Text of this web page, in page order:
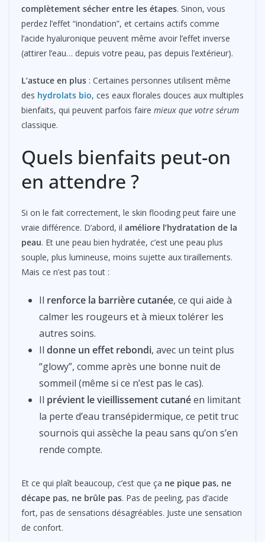
complètement sécher entre les étapes. Sinon, vous
perdez l’effet “inondation”, et certains actifs comme
l’acide hyaluronique peuvent même avoir l’effet inverse
(attirer l’eau… depuis votre peau, pas depuis l’extérieur).
L’astuce en plus : Certaines personnes utilisent même
des hydrolats bio, ces eaux florales douces aux multiples
bienfaits, qui peuvent parfois faire mieux que votre sérum
classique.
Quels bienfaits peut-on
en attendre ?
Si on le fait correctement, le skin flooding peut faire une
vraie différence. D’abord, il améliore l’hydratation de la
peau. Et une peau bien hydratée, c’est une peau plus
souple, plus lumineuse, moins sujette aux tiraillements.
Mais ce n’est pas tout :
Il renforce la barrière cutanée, ce qui aide à
calmer les rougeurs et à mieux tolérer les
autres soins.
Il donne un effet rebondi, avec un teint plus
“glowy”, comme après une bonne nuit de
sommeil (même si ce n’est pas le cas).
Il prévient le vieillissement cutanéen limitant
la perte d’eau transépidermique, ce petit truc
sournois qui assèche la peau sans qu’on s’en
rende compte.
Et ce qui plaît beaucoup, c’est que ça ne pique pas, ne
décape pas, ne brûle pas. Pas de peeling, pas d’acide
fort, pas de sensations désagréables. Juste une sensation
de confort.